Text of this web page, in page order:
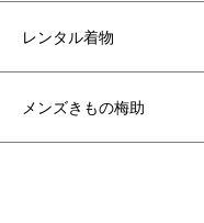
レンタル着物
メンズきもの梅助